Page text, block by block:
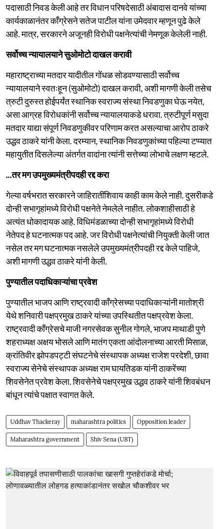
पदासाठी निवड केली आहे तर विधान परिषदेसाठी अंबादास दानवे यांच्या
कार्यकाळानंतर काँग्रेसने सतेज पाटील यांना उमेदवार म्हणून पुढे केले
आहे. मात्र, सरकारने अजूनही विरोधी पक्षनेत्यांची नेमणूक केलेली नाही.
सर्वोच्च न्यायालयाने सुओमोटो दाखल करावी
महाराष्ट्राच्या मतदार यादीतील गोंधळ सोडवण्यासाठी सर्वोच्च
न्यायालयाने स्वतःहून (सुओमोटो) दाखल करावी, अशी मागणी केली तसेच
त्रुटी दुरुस्त होईपर्यंत स्थानिक स्वराज्य संस्था निवडणुका घेऊ नयेत,
असा आग्रह विरोधकांनी सर्वोच्च न्यायालयाकडे धरावा. त्रुटीपूर्ण मसुदा
मतदार याद्या संपूर्ण निवडणुकीवर परिणाम करत असल्याचा आरोप ठाकरे
उद्धव ठाकरे यांनी केला. दरम्यान, स्थानिक निवडणुकांच्या पहिल्या टप्प्यात
महायुतीत दिसलेल्या अंतर्गत वादांना त्यांनी सत्तेच्या लोभाचे लक्षण म्हटले.
...तर मग उपमुख्यमंत्रीपदही रद्द करा
गेल्या वर्षभरात सरकारने जाहिरातींशिवाय काही काम केले नाही. दुसरीकडे
दोन्ही सभागृहांमध्ये विरोधी पक्षनेते नेमलेले नाहीत. लोकशाहीसाठी हे
अत्यंत धोकादायक आहे. विधिमंडळाच्या दोन्ही सभागृहांमध्ये विरोधी
नेतेपद हे घटनात्मक पद आहे. जर विरोधी पक्षनेत्यांची नियुक्ती केली जात
नसेल तर मग घटनात्मक नसलेले उपमुख्यमंत्रीपदही रद्द केले पाहिजे,
अशी मागणी उद्धव ठाकरे यांनी केली.
पुण्यातील पदाधिकाऱ्यांचा प्रवेश
पुण्यातील भाजप आणि राष्ट्रवादी काँग्रेसच्या पदाधिकाऱ्यांनी मातोश्री
येथे शनिवारी पक्षप्रमुख ठाकरे यांच्या उपस्थितीत पक्षप्रवेश केला.
राष्ट्रवादी काँग्रेसचे माजी नगरसेवक सुनील गोगले, भाजप माथाडी पुणे
शहराध्यक्ष अक्षय भोसले आणि मातंग एकता आंदोलनाच्या आरती मिसाळ,
क्रांतिवीर झोपडपट्टी संघटनेचे संस्थापक अध्यक्ष राजेश परदेशी, छावा
स्वराज्य सेनेचे संस्थापक अध्यक्ष राम घायतिडक यांनी ठाकरेंच्या
शिवसेनेत प्रवेश केला. शिवसेनेचे पक्षप्रमुख उद्धव ठाकरे यांनी शिवबंधन
बांधून त्यांचे पक्षात स्वागत केले.
Uddhav Thackeray maharashtra politics Opposition leader
Maharashtra government Shiv Sena (UBT)